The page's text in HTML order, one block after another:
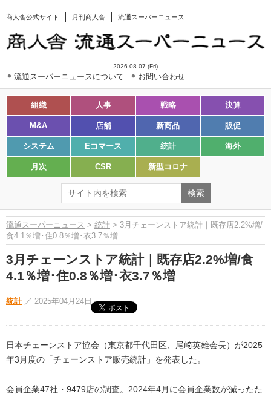
商人舎公式サイト 月刊商人舎 流通スーパーニュース
2026.08.07 (Fri)
流通スーパーニュースについて お問い合わせ
組織 人事 戦略 決算
M&A 店舗 新商品 販促
システム Eコマース 統計 海外
月次 CSR 新型コロナ
流通スーパーニュース > 統計 > 3月チェーンストア統計｜既存店2.2%増/
食4.1％増･住0.8％増･衣3.7％増
3月チェーンストア統計｜既存店2.2%増/食
4.1％増･住0.8％増･衣3.7％増
統計 ／ 2025年04月24日
日本チェーンストア協会（東京都千代田区、尾﨑英雄会長）が2025
年3月度の「チェーンストア販売統計」を発表した。
会員企業47社・9479店の調査。2024年4月に会員企業数が減ったた